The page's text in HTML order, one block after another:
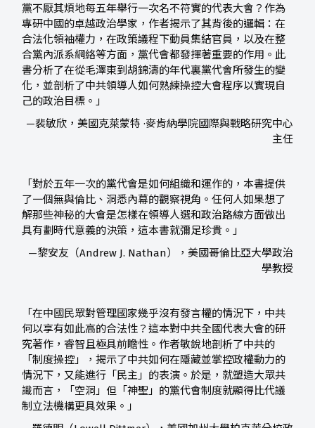
黨不厭其煩地每五年舉行一次名不符實的代表大會？作為
專研中國的卓越政治學家，作者揭示了其背後的邏輯：在
合法化領袖權力，在政策議程下動員集結官員，以及在整
合黨內派系網絡等方面，黨代會都發揮著重要的作用。此
書分析了在從毛澤東到胡錦濤的年代裏黨代會所發生的變
化，並剖析了中共領導人如何熟練操控大會程序以實現自
己的政治目標。」
—裴敏欣，美國克萊蒙特 ·麥肯納學院國際與戰略研究中心
主任
「對於五年一次的黨代會是如何組織和運作的，本書提供
了一個無與倫比、洞悉內幕的觀察視角。任何人如果想了
解那些神秘的大會是怎樣在領導人選和政治路線方面做出
具有劃時代意義的決策，這本書就彌足珍貴。」
—黎安友（Andrew J. Nathan），美國哥倫比亞大學政治
學教授
「在中國民眾對管理國家幾乎沒有發言權的情況下，中共
何以享有如此高的合法性？這本對中共全國代表大會的研
究著作，睿智且極具前瞻性。作者敏銳地剖析了中共的
「制度操控」，揭示了中共如何在隱藏並掌控政權動力的
情況下，又能進行「民主」的表演。於是，就塑造大眾共
識而言，「空洞」但「神聖」的黨代會制度就顯得比代議
制立法機構更具效果。」